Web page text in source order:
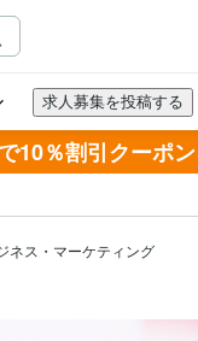
10％割引クーポン
ネス・マーケティング